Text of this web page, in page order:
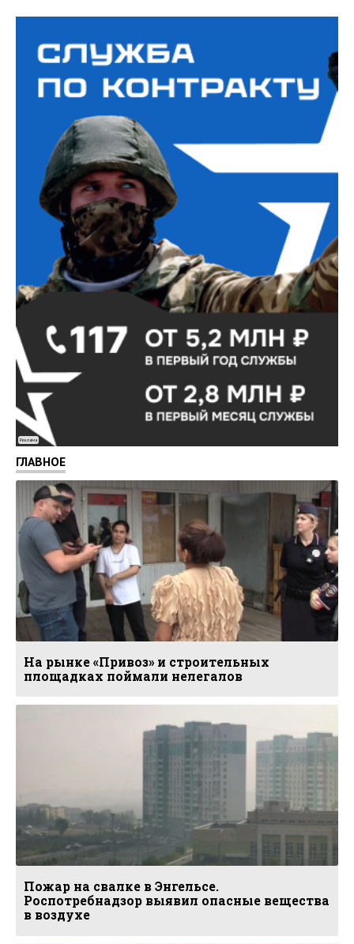
Реклама
ГЛАВНОЕ
На рынке «Привоз» и строительных
площадках поймали нелегалов
Пожар на свалке в Энгельсе.
Роспотребнадзор выявил опасные вещества
в воздухе